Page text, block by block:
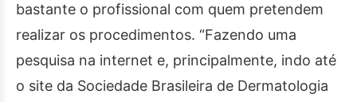
bastante o profissional com quem pretendem
realizar os procedimentos. “Fazendo uma
pesquisa na internet e, principalmente, indo até
o site da Sociedade Brasileira de Dermatologia